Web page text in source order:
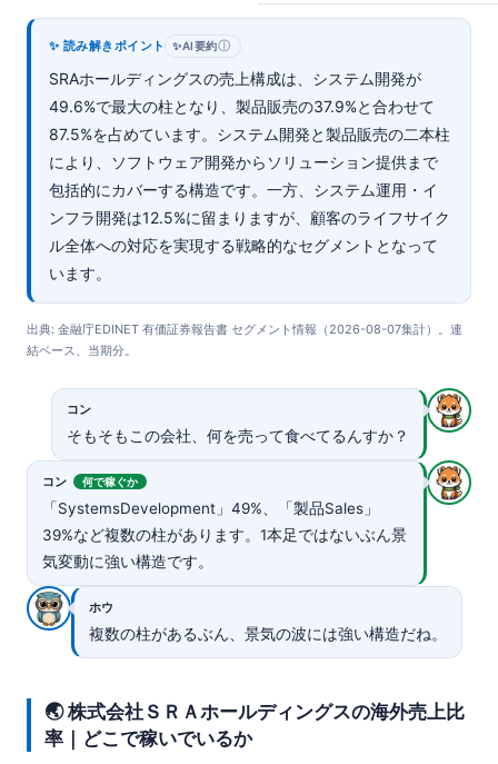
✨ 読み解きポイント ✨AI要約ⓘ
SRAホールディングスの売上構成は、システム開発が
49.6%で最大の柱となり、製品販売の37.9%と合わせて
87.5%を占めています。システム開発と製品販売の二本柱
により、ソフトウェア開発からソリューション提供まで
包括的にカバーする構造です。一方、システム運用・イ
ンフラ開発は12.5%に留まりますが、顧客のライフサイク
ル全体への対応を実現する戦略的なセグメントとなって
います。
出典: 金融庁EDINET 有価証券報告書 セグメント情報（2026-08-07集計）。連
結ベース、当期分。
コン
そもそもこの会社、何を売って食べてるんすか？
コン 何で稼ぐか
「SystemsDevelopment」49%、「製品Sales」
39%など複数の柱があります。1本足ではないぶん景
気変動に強い構造です。
ホウ
複数の柱があるぶん、景気の波には強い構造だね。
🌏 株式会社ＳＲＡホールディングスの海外売上比
率｜どこで稼いでいるか